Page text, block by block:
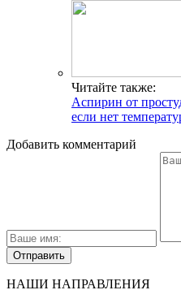
Читайте также:
Аспирин от
если нет
Добавить комментарий
НАШИ НАПРАВЛЕНИЯ